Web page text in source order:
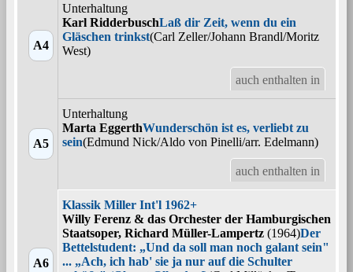
A4
Unterhaltung
Karl RidderbuschLaß dir Zeit, wenn du ein
Gläschen trinkst(Carl Zeller/Johann Brandl/Moritz
West)
auch enthalten in
A5
Unterhaltung
Marta EggerthWunderschön ist es, verliebt zu
sein(Edmund Nick/Aldo von Pinelli/arr. Edelmann)
auch enthalten in
A6
Klassik Miller Int'l 1962+
Willy Ferenz & das Orchester der Hamburgischen
Staatsoper, Richard Müller-Lampertz (1964)Der
Bettelstudent: „Und da soll man noch galant sein"
... „Ach, ich hab' sie ja nur auf die Schulter